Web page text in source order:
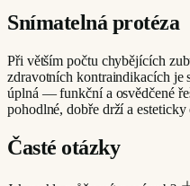
Snímatelná protéza
Při větším počtu chybějících
zdravotních kontraindikacích je
úplná — funkční a osvědčené
pohodlné, dobře drží a
Časté otázky